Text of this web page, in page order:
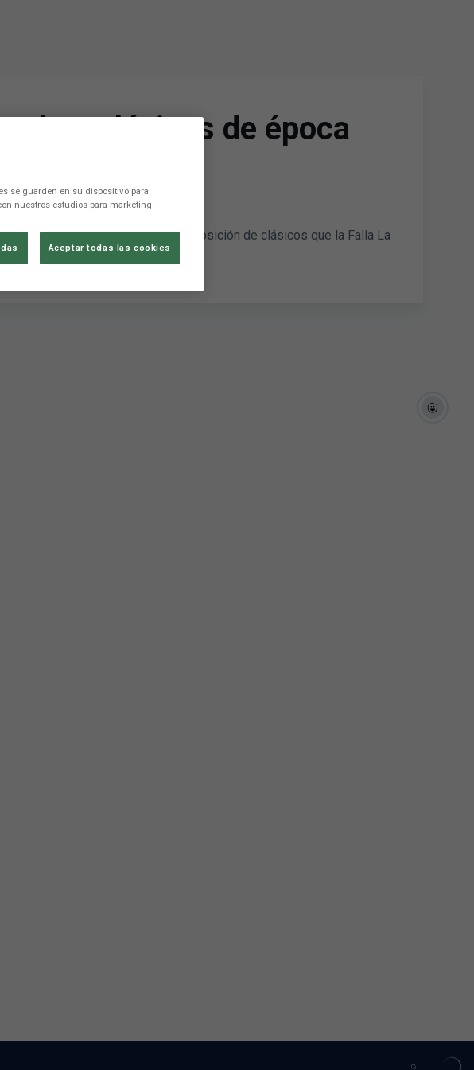
clásicos de época
aprovechó para visitar la exposición de clásicos que la Falla La
se guarden en su dispositivo para
nuestros estudios para marketing.
Aceptar todas las cookies